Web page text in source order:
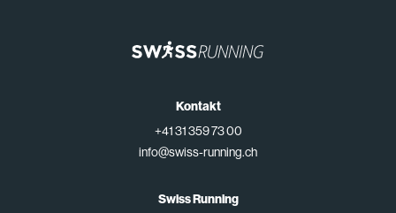
Kontakt
+41 31 359 73 00
info@swiss-running.ch
Swiss Running